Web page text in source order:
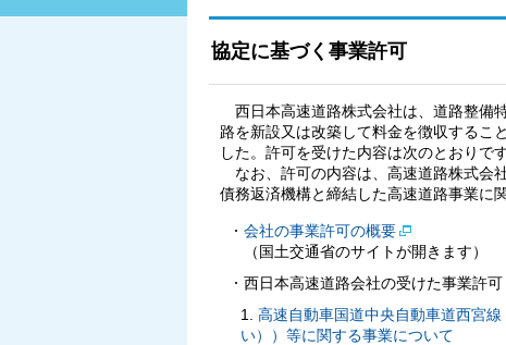
協定に基づく事業許可
西日本高速道路株式会社は、道路整備
路を新設又は改築して料金を徴収するこ
した。許可を受けた内容は次のとおりです
なお、許可の内容は、高速道路株式会
債務返済機構と締結した高速道路事業に
会社の事業許可の概要
（国土交通省のサイトが開きます）
西日本高速道路会社の受けた事業許可
高速自動車国道中央自動車道西宮
い））等に関する事業について